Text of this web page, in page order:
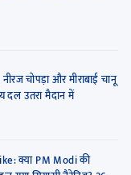
चोपड़ा और मीराबाई चानू
दल उतरा मैदान में
क्या PM Modi की